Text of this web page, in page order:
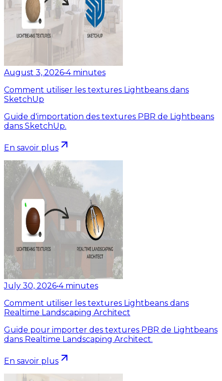
August 3, 2026•4 minutes
Comment utiliser les textures Lightbeans dans
SketchUp
Guide d'importation des textures PBR de Lightbeans
dans SketchUp.
En savoir plus
July 30, 2026•4 minutes
Comment utiliser les textures Lightbeans dans
Realtime Landscaping Architect
Guide pour importer des textures PBR de Lightbeans
dans Realtime Landscaping Architect.
En savoir plus